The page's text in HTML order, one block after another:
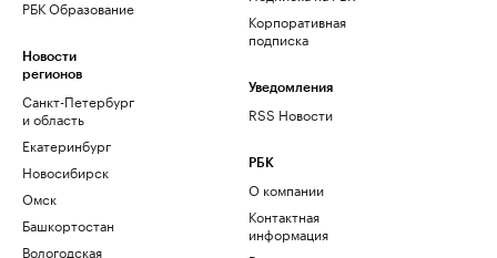
РБК Образование
Новости
регионов
Санкт-Петербург
и область
Екатеринбург
Новосибирск
Омск
Башкортостан
Вологодская
Корпоративная
подписка
Уведомления
RSS Новости
РБК
О компании
Контактная
информация